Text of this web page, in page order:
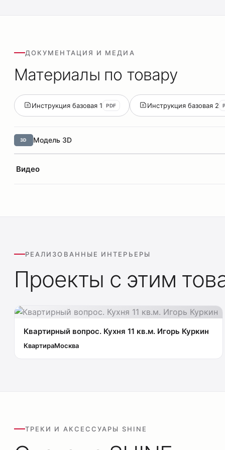
ДОКУМЕНТАЦИЯ И МЕДИА
Материалы по товару
Инструкция базовая 1 PDF Инструкция базовая 2
3D Модель 3D
Видео
РЕАЛИЗОВАННЫЕ ИНТЕРЬЕРЫ
Проекты с этим
Квартирный вопрос. Кухня 11 кв.м. Игорь Куркин
КвартираМосква
ТРЕКИ И АКСЕССУАРЫ SHINE